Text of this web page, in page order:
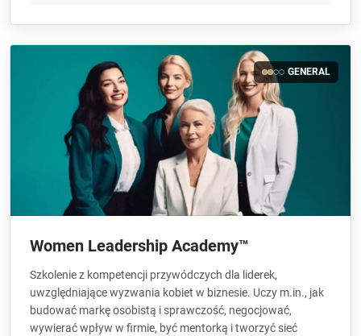
GENERAL
Women Leadership Academy™
Szkolenie z kompetencji przywódczych dla liderek,
uwzględniające wyzwania kobiet w biznesie. Uczy m.in., jak
budować markę osobistą i sprawczość, negocjować,
wywierać wpływ w firmie, być mentorką i tworzyć sieć